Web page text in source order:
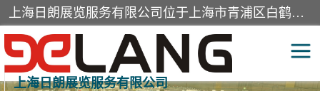
上海日朗展览服务有限公司位于上海市青浦区白鹤镇，营业范围有展览展示会务服务，室内装饰设计及施工，展示道具设计制作，舞台设计，图文设计，灯箱制作，园林绿化工程，广告装潢材料，建筑材料，办公用品，工艺礼品日用百货销售。
上海日朗展览服务有限公司